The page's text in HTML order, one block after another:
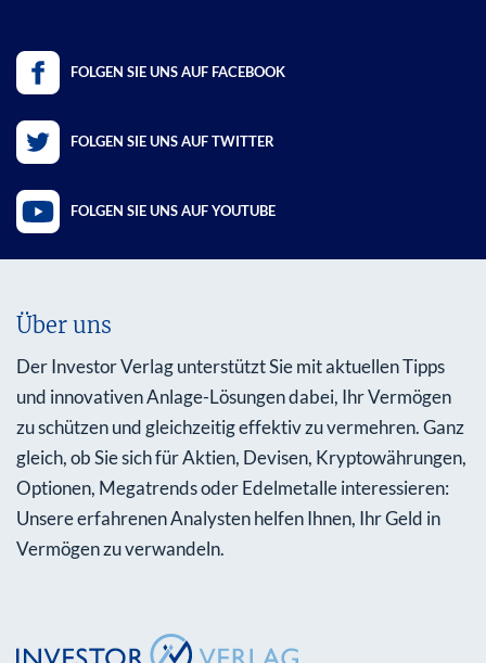
FOLGEN SIE UNS AUF FACEBOOK
FOLGEN SIE UNS AUF TWITTER
FOLGEN SIE UNS AUF YOUTUBE
Über uns
Der Investor Verlag unterstützt Sie mit aktuellen Tipps
und innovativen Anlage-Lösungen dabei, Ihr Vermögen
zu schützen und gleichzeitig effektiv zu vermehren. Ganz
gleich, ob Sie sich für Aktien, Devisen, Kryptowährungen,
Optionen, Megatrends oder Edelmetalle interessieren:
Unsere erfahrenen Analysten helfen Ihnen, Ihr Geld in
Vermögen zu verwandeln.